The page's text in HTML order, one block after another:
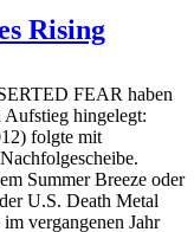
Rising
FEAR haben
Aufstieg hingelegt:
folgte mit
Summer Breeze oder
U.S. Death Metal
vergangenen Jahr